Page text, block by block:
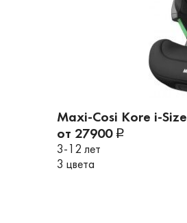
Maxi-Cosi Kore i-Size
от 27900
3-12 лет
3 цвета